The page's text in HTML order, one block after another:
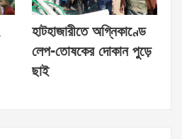
হাটহাজারীতে অগ্নিকাণ্ডে
লেপ-তোষকের দোকান পুড়ে
ছাই